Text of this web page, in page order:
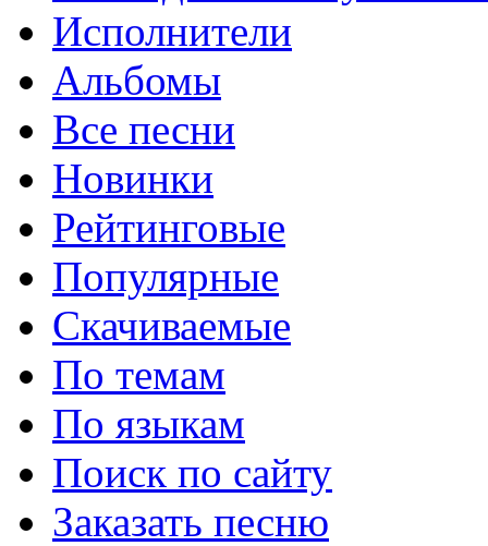
Исполнители
Альбомы
Все песни
Новинки
Рейтинговые
Популярные
Скачиваемые
По темам
По языкам
Поиск по сайту
Заказать песню